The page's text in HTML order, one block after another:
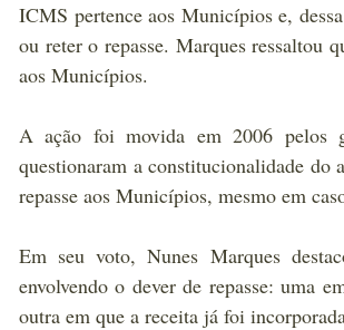
ICMS pertence aos Municípios e,
ou reter o repasse. Marques ressaltou
aos Municípios.
A ação foi movida em 2006 pelos
questionaram a constitucionalidade
repasse aos Municípios, mesmo em
Em seu voto, Nunes Marques
envolvendo o dever de repasse: uma
outra em que a receita já foi